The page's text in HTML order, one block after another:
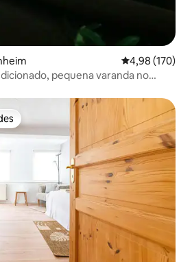
4,98 de uma
4,98 (170)
pequena varanda no